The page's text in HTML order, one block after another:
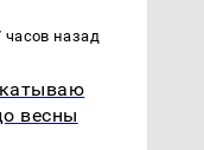
часов назад
весны